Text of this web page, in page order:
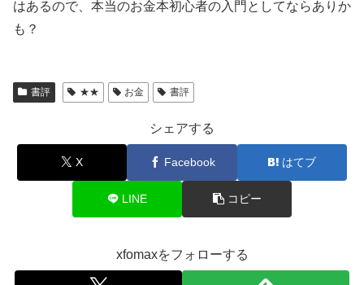
はあるので、本当のお金本初心者の入門としてならありか
も？
書評 ★★ お金 書評
シェアする
X Facebook はてブ
LINE コピー
xfomaxをフォローする